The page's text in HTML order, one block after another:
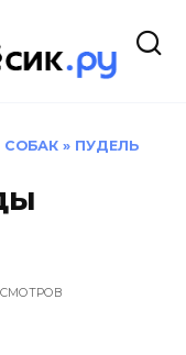
» ПУДЕЛЬ